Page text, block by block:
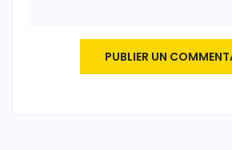
PUBLIER UN